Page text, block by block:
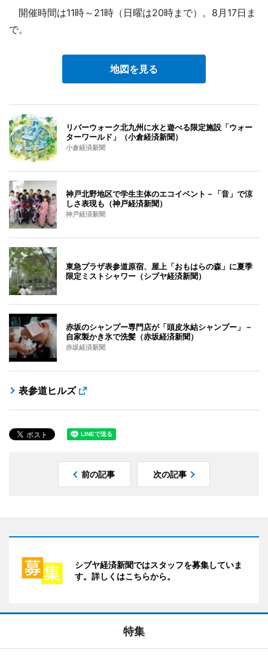
開催時間は11時～21時（日曜は20時まで）。8月17日ま
で。
地図を見る
リバーウォーク北九州に水と遊べる限定施設「ウォー
ターワールド」（小倉経済新聞）
小倉経済新聞
神戸北野地区で学生主体のエコイベント－「音」で涼
しさ表現も（神戸経済新聞）
神戸経済新聞
東急プラザ表参道原宿、屋上「おもはらの森」に夏季
限定ミストシャワー（シブヤ経済新聞）
赤坂のシャンプー専門店が「頭皮氷結シャンプー」－
自家製かき氷で洗髪（赤坂経済新聞）
赤坂経済新聞
表参道ヒルズ
前の記事 次の記事
シブヤ経済新聞ではスタッフを募集していま
す。詳しくはこちらから。
特集